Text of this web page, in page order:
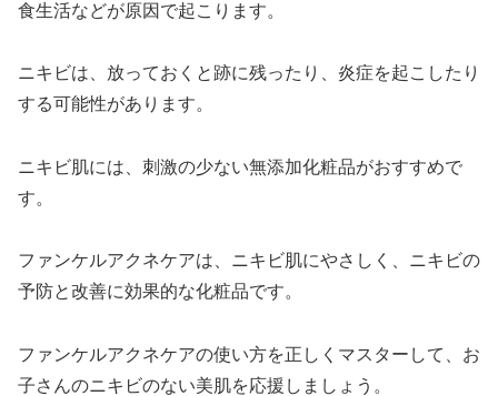
食生活などが原因で起こります。
ニキビは、放っておくと跡に残ったり、炎症を起こしたり
する可能性があります。
ニキビ肌には、刺激の少ない無添加化粧品がおすすめで
す。
ファンケルアクネケアは、ニキビ肌にやさしく、ニキビの
予防と改善に効果的な化粧品です。
ファンケルアクネケアの使い方を正しくマスターして、お
子さんのニキビのない美肌を応援しましょう。